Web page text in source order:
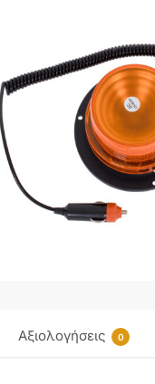
Αξιολογήσεις 0